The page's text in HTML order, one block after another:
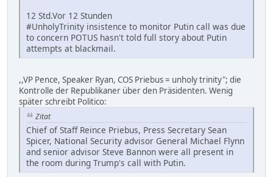
12 Std.Vor 12 Stunden
#UnholyTrinity insistence to monitor Putin call was due
to concern POTUS hasn't told full story about Putin
attempts at blackmail.
,,VP Pence, Speaker Ryan, COS Priebus = unholy trinity"; die
Kontrolle der Republikaner über den Präsidenten. Wenig
später schreibt Politico:
Zitat
Chief of Staff Reince Priebus, Press Secretary Sean
Spicer, National Security advisor General Michael Flynn
and senior advisor Steve Bannon were all present in
the room during Trump's call with Putin.